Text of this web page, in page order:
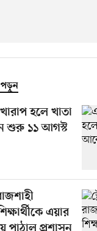
পড়ুন
হলে খাতা
শুরু ১১ আগস্ট
এয়ার